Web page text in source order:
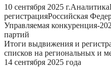
10 сентября 2025 г.Аналитика
регистрацияРоссийская
Управляемая конкуренция-
партий
Итоги выдвижения и
списков на региональных и
14 сентября 2025 года